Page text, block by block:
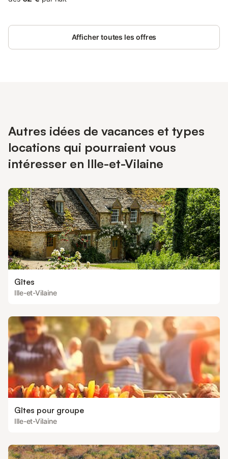
Afficher toutes les offres
Autres idées de vacances et types
locations qui pourraient vous
intéresser en Ille-et-Vilaine
Gîtes
Ille-et-Vilaine
Gîtes pour groupe
Ille-et-Vilaine